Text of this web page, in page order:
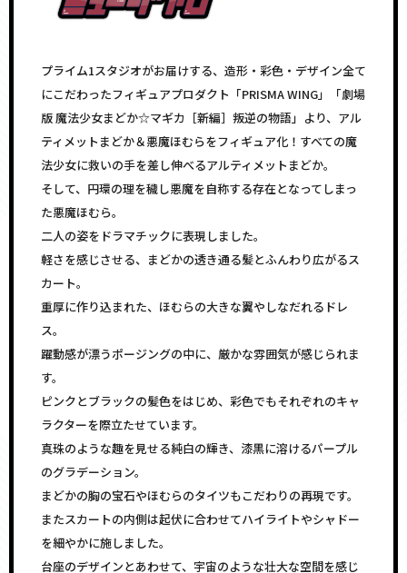
プライム1スタジオがお届けする、造形・彩色・デザイン全て
にこだわったフィギュアプロダクト「PRISMA WING」「劇場
版 魔法少女まどか☆マギカ［新編］叛逆の物語」より、アル
ティメットまどか＆悪魔ほむらをフィギュア化！すべての魔
法少女に救いの手を差し伸べるアルティメットまどか。
そして、円環の理を穢し悪魔を自称する存在となってしまっ
た悪魔ほむら。
二人の姿をドラマチックに表現しました。
軽さを感じさせる、まどかの透き通る髪とふんわり広がるス
カート。
重厚に作り込まれた、ほむらの大きな翼やしなだれるドレ
ス。
躍動感が漂うポージングの中に、厳かな雰囲気が感じられま
す。
ピンクとブラックの髪色をはじめ、彩色でもそれぞれのキャ
ラクターを際立たせています。
真珠のような趣を見せる純白の輝き、漆黒に溶けるパープル
のグラデーション。
まどかの胸の宝石やほむらのタイツもこだわりの再現です。
またスカートの内側は起伏に合わせてハイライトやシャドー
を細やかに施しました。
台座のデザインとあわせて、宇宙のような壮大な空間を感じ